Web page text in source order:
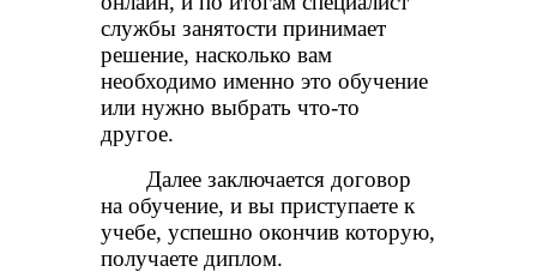
службы занятости принимает
решение, насколько вам
необходимо именно это обучение
или нужно выбрать что-то
другое.
Далее заключается договор
на обучение, и вы приступаете к
учебе, успешно окончив которую,
получаете диплом.